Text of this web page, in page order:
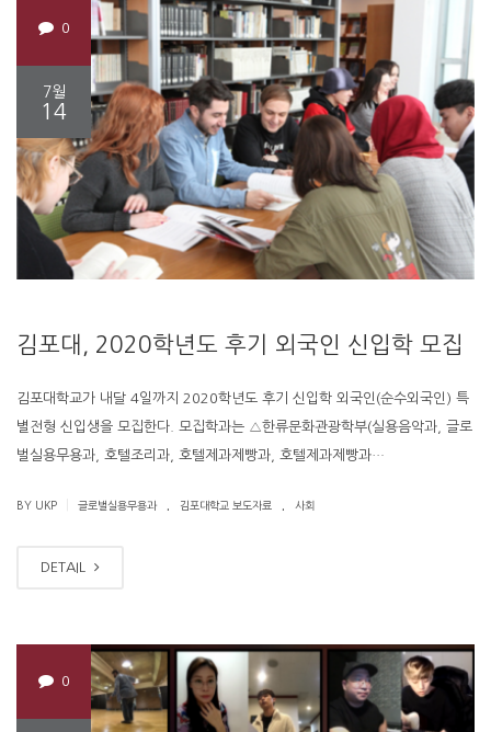
0
7월
14
김포대, 2020학년도 후기 외국인 신입학 모집
김포대학교가 내달 4일까지 2020학년도 후기 신입학 외국인(순수외국인) 특
별전형 신입생을 모집한다. 모집학과는 △한류문화관광학부(실용음악과, 글로
벌실용무용과, 호텔조리과, 호텔제과제빵과, 호텔제과제빵과…
BY UKP 글로벌실용무용과 김포대학교 보도자료 사회
DETAIL
0